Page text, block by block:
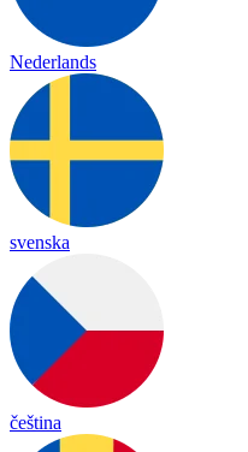
Nederlands
svenska
čeština